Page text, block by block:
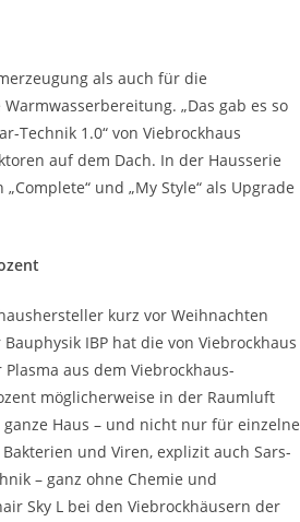
als auch für die
„Das gab es so
Technik 1.0“ von Viebrockhaus
auf dem Dach. In der Hausserie
und „My Style“ als Upgrade
kurz vor Weihnachten
IBP hat die von Viebrockhaus
aus dem Viebrockhaus-
möglicherweise in der Raumluft
Haus – und nicht nur für einzelne
und Viren, explizit auch Sars-
– ganz ohne Chemie und
Sky L bei den Viebrockhäusern der